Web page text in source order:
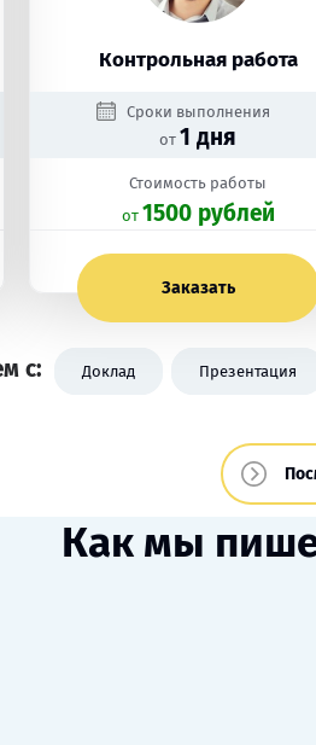
Контрольная работа
Сроки выполнения
от 1 дня
Стоимость работы
oт 1500 рублей
Заказать
с: Доклад Презентация
Как мы